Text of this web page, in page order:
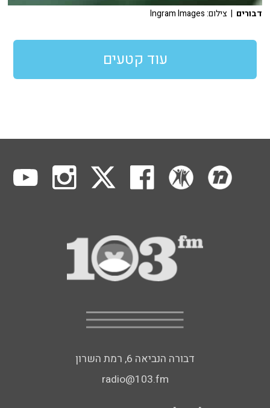
דבורים | צילום: Ingram Images
עוד קטעים
דבורה הנביאה 6, רמת השרון
radio@103.fm